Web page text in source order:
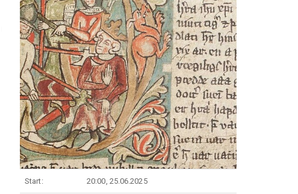
Start: 20:00, 25.06.2025